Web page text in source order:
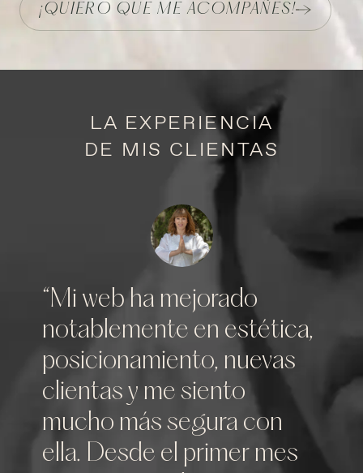
¡QUIERO QUE ME ACOMPAÑES!
LA EXPERIENCIA
DE MIS CLIENTAS
“Mi web ha mejorado
notablemente en estética,
posicionamiento, nuevas
clientas y me siento
mucho más segura con
ella. Desde el primer mes